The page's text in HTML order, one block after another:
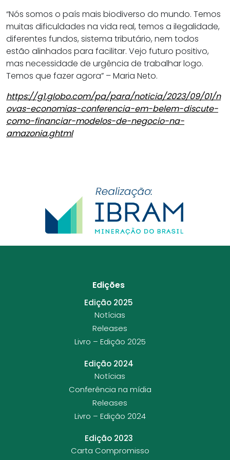
“Nós somos o país mais biodiverso do mundo. Temos
muitas dificuldades na vida real, temos a ilegalidade,
diferentes fundos, sistema tributário, nem todos
estão alinhados para facilitar. Vejo futuro positivo,
mas necessidade de urgência de trabalhar logo.
Temos que fazer agora” – Maria Neto.
https://g1.globo.com/pa/para/noticia/2023/09/01/n
ovas-economias-conferencia-em-belem-discute-
como-financiar-modelos-de-negocio-na-
amazonia.ghtml
Edições
Edição 2025
Notícias
Releases
Livro – Edição 2025
Edição 2024
Notícias
Conferência na mídia
Releases
Livro – Edição 2024
Edição 2023
Carta Compromisso